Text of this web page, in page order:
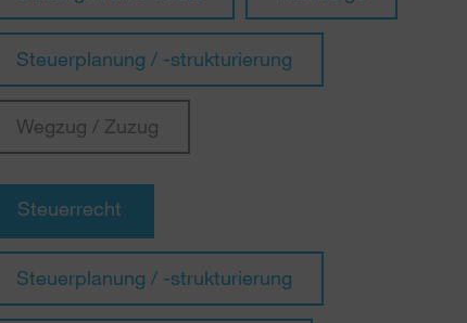
Steuerplanung / -strukturierung
Wegzug / Zuzug
Steuerrecht
Steuerplanung / -strukturierung